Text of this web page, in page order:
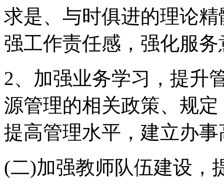
求是、与时俱进的理论
强工作责任感，强化服
2、加强业务学习，提升
源管理的相关政策、规
提高管理水平，建立办
(二)加强教师队伍建设，